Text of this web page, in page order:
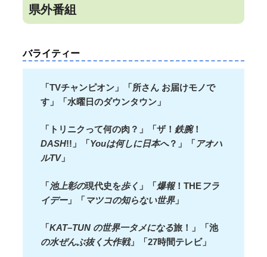
県外番組
バライティー
「TVチャンピオン」「所さん お届けモノで
す」「水曜日のダウンタウン」
「トリニクって何の肉？」「ザ！ 鉄腕！
DASH!!」「Youは何しに日本へ？」「 アオハ
ルTV」
「池上彰の現代史を歩く 」「爆報！THEフラ
イデー」「 マツコの知らない世界」
「KAT–TUN の世界一タメになる旅！」「池
の水ぜんぶ抜く大作戦」「27時間テレビ」